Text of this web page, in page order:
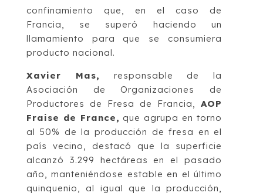
confinamiento que, en el caso de
Francia, se superó haciendo un
llamamiento para que se consumiera
producto nacional.
Xavier Mas, responsable de la
Asociación de Organizaciones de
Productores de Fresa de Francia,AOP
Fraise de France, que agrupa en torno
al 50% de la producción de fresa en el
país vecino, destacó que la superficie
alcanzó 3.299 hectáreas en el pasado
año, manteniéndose estable en el último
quinquenio, al igual que la producción,